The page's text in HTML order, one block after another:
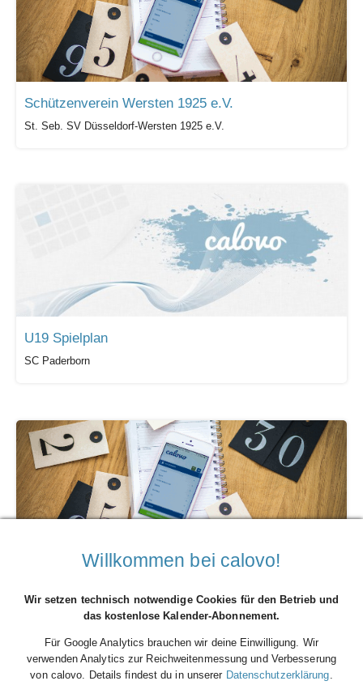
Schützenverein Wersten 1925 e.V.
St. Seb. SV Düsseldorf-Wersten 1925 e.V.
U19 Spielplan
SC Paderborn
B90/Grüne OV Lauf
Willkommen bei calovo!
Wir setzen technisch notwendige Cookies für den Betrieb und
das kostenlose Kalender-Abonnement.
Für Google Analytics brauchen wir deine Einwilligung. Wir
verwenden Analytics zur Reichweitenmessung und Verbesserung
von calovo. Details findest du in unserer Datenschutzerklärung.